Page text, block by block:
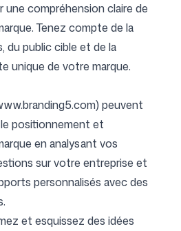
une compréhension claire de
Tenez compte de la
du public cible et de la
unique de votre marque.
) peuvent
positionnement et
en analysant vos
sur votre entreprise et
personnalisés avec des
et esquissez des idées